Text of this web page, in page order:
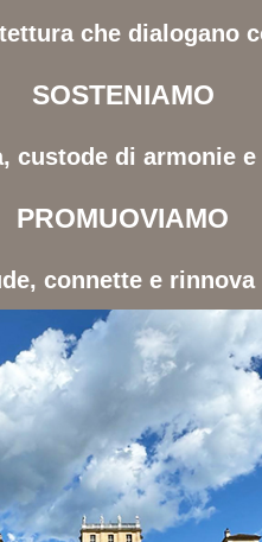
che dialogano
SOSTENIAMO
custode di armonie
PROMUOVIAMO
connette e